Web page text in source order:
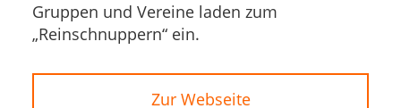
Gruppen und Vereine laden zum
„Reinschnuppern“ ein.
Zur Webseite